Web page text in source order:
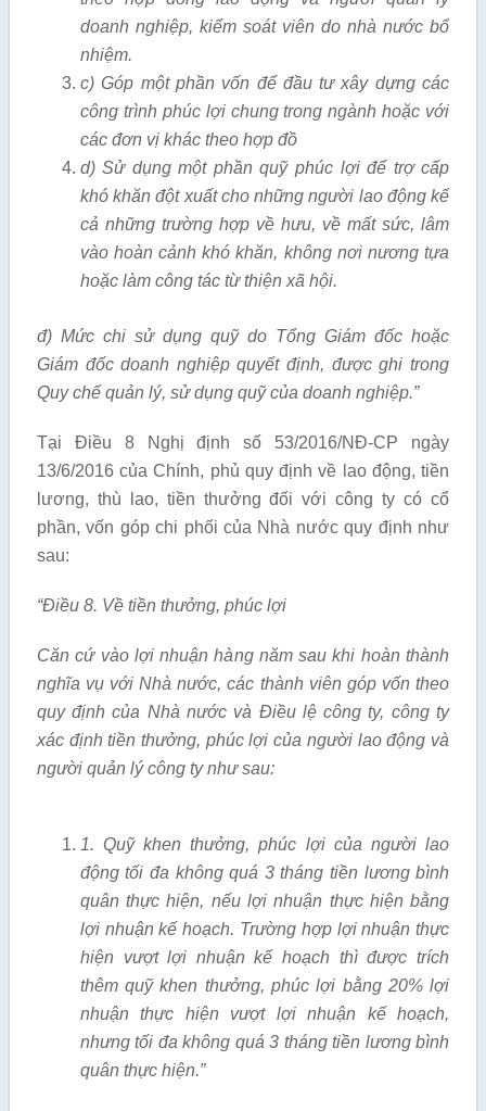
doanh nghiệp, kiểm soát viên do nhà nước bổ
nhiệm.
c) Góp một phần vốn để đầu tư xây dựng các
công trình phúc lợi chung trong ngành hoặc với
các đơn vị khác theo hợp đồ
d) Sử dụng một phần quỹ phúc lợi để trợ cấp
khó khăn đột xuất cho những người lao động kể
cả những trường hợp về hưu, về mất sức, lâm
vào hoàn cảnh khó khăn, không nơi nương tựa
hoặc làm công tác từ thiện xã hội.
đ) Mức chi sử dụng quỹ do Tổng Giám đốc hoặc
Giám đốc doanh nghiệp quyết định, được ghitrong
Quy chế quản lý, sử dụng quỹ của doanh nghiệp.”
Tại Điều 8 Nghị định số 53/2016/NĐ-CP ngày
13/6/2016 của Chính, phủ quy định về lao động, tiền
lương, thù lao, tiền thưởng đối với công ty có cổ
phần, vốn góp chi phối của Nhà nước quy định như
sau:
“Điều 8. Về tiền thưởng, phúc lợi
Căn cứ vào lợi nhuận hàng năm sau khi hoàn thành
nghĩa vụ với Nhà nước, các thành viên góp vốn theo
quy định của Nhà nước và Điều lệ công ty, công ty
xác định tiền thưởng, phúc lợi của người lao động và
người quản lýcông ty nhưsau:
1. Quỹkhen thưởng, phúc lợi của người lao
động tối đa không quá 3 tháng tiền lương bình
quân thực hiện, nếu lợi nhuận thực hiện bằng
lợi nhuận kế hoạch. Trường hợp lợi nhuận thực
hiện vượt lợi nhuận kế hoạch thì được trích
thêm quỹ khen thưởng, phúc lợi bằng 20% lợi
nhuận thực hiện vượt lợi nhuận kế hoạch,
nhưng tối đa không quá 3 tháng tiền lương bình
quân thực hiện.”